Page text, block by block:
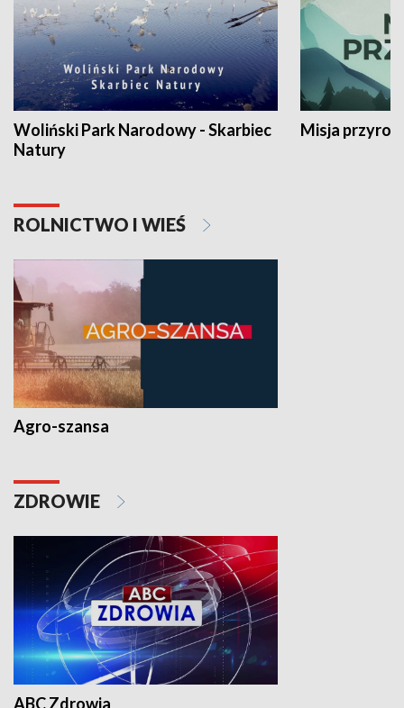
Woliński Park Narodowy - Skarbiec
Natury
Misja
ROLNICTWO I WIEŚ
Agro-szansa
ZDROWIE
ABC Zdrowia